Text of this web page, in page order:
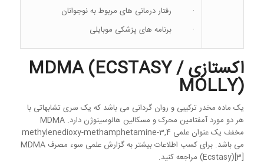
· رفتار درمانی های مربوط به نوجوانان
· برنامه های پزشکی موبایلی
اکستازیMDMA (ECSTASY /
MOLLY)
یک ماده مخدر ترکیبی و روان گردانی می باشد که یک سری تشابهاتی با
هر دو مورد آمفتامین محرک و مسکالین هالوسینوژن دارد. MDMA
مخفف یک عنوان علمی 3,4-methylenedioxy-methamphetamine
می باشد. برای کسب اطلاعات بیشتر به گزارش علمی سوء مصرف MDMA
(Ecstasy)[3] مراجعه کنید.